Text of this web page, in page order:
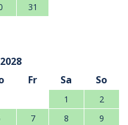
31
Fr Sa So
1
2
7 8
9